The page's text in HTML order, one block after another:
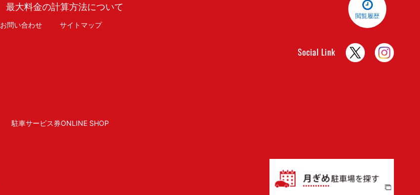
閲覧履歴
最大料金の計算方法について
お問い合わせ サイトマップ
駐車サービス券ONLINE SHOP